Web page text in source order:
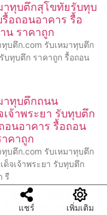
าทุบตึกสุโขทัยรับทุบ
อถอนอาคาร รื้อ
น ราคาถูก
ทุบตึก.com รับเหมาทุบตึก
บทุบตึก ราคาถูก รื้อถอน
าทุบตึกถนน
เจ้าพระยา รับทุบตึก
อนอาคาร รื้อถอน
คาถูก
ทุบตึก.com รับเหมาทุบตึก
ด็จเจ้าพระยา รับทุบตึก
รื
าทุบตึกท่าหลวงรับ
บรื้อถอนอาคาร รื้อ
แชร์ เพิ่มเติม